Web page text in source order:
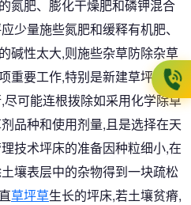
氮肥、膨化干燥肥和磷钾混合
少量施些氮肥和缓释有机肥、
碱性太大,则施些杂草防除杂草
重要工作,特别是新建草坪,人工
可能连根拨除如采用化学除草
品种和使用剂量,且是选择在天
技术坪床的准备因种粒细小,在
壤表层中的杂物得到一块疏松
草坪草生长的坪床,若土壤贫瘠,